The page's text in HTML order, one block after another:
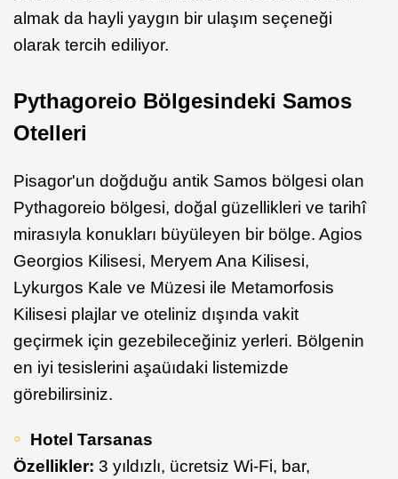
almak da hayli yaygın bir ulaşım seçeneği
olarak tercih ediliyor.
Pythagoreio Bölgesindeki Samos
Otelleri
Pisagor'un doğduğu antik Samos bölgesi olan
Pythagoreio bölgesi, doğal güzellikleri ve tarihî
mirasıyla konukları büyüleyen bir bölge. Agios
Georgios Kilisesi, Meryem Ana Kilisesi,
Lykurgos Kale ve Müzesi ile Metamorfosis
Kilisesi plajlar ve oteliniz dışında vakit
geçirmek için gezebileceğiniz yerleri. Bölgenin
en iyi tesislerini aşaüıdaki listemizde
görebilirsiniz.
Hotel Tarsanas
Özellikler: 3 yıldızlı, ücretsiz Wi-Fi, bar,